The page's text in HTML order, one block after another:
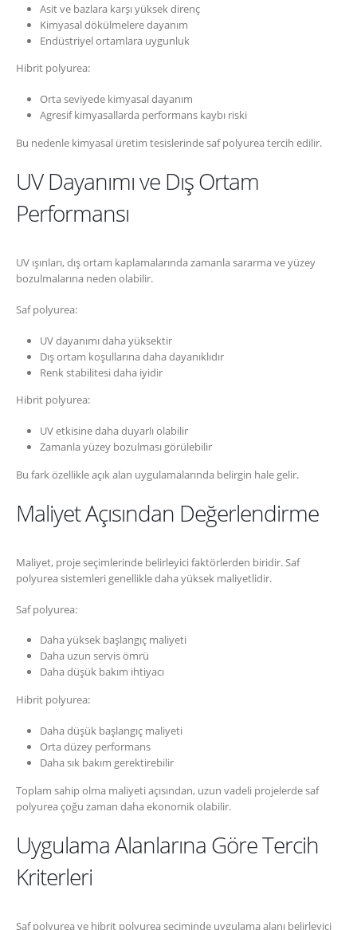
Asit ve bazlara karşı yüksek direnç
Kimyasal dökülmelere dayanım
Endüstriyel ortamlara uygunluk
Hibrit polyurea:
Orta seviyede kimyasal dayanım
Agresif kimyasallarda performans kaybı riski
Bu nedenle kimyasal üretim tesislerinde saf polyurea tercih edilir.
UV Dayanımı ve Dış Ortam
Performansı
UV ışınları, dış ortam kaplamalarında zamanla sararma ve yüzey
bozulmalarına neden olabilir.
Saf polyurea:
UV dayanımı daha yüksektir
Dış ortam koşullarına daha dayanıklıdır
Renk stabilitesi daha iyidir
Hibrit polyurea:
UV etkisine daha duyarlı olabilir
Zamanla yüzey bozulması görülebilir
Bu fark özellikle açık alan uygulamalarında belirgin hale gelir.
Maliyet Açısından Değerlendirme
Maliyet, proje seçimlerinde belirleyici faktörlerden biridir. Saf
polyurea sistemleri genellikle daha yüksek maliyetlidir.
Saf polyurea:
Daha yüksek başlangıç maliyeti
Daha uzun servis ömrü
Daha düşük bakım ihtiyacı
Hibrit polyurea:
Daha düşük başlangıç maliyeti
Orta düzey performans
Daha sık bakım gerektirebilir
Toplam sahip olma maliyeti açısından, uzun vadeli projelerde saf
polyurea çoğu zaman daha ekonomik olabilir.
Uygulama Alanlarına Göre Tercih
Kriterleri
Saf polyurea ve hibrit polyurea seçiminde uygulama alanı belirleyici